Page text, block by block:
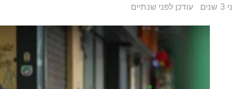
עודכןלפני שנתיים